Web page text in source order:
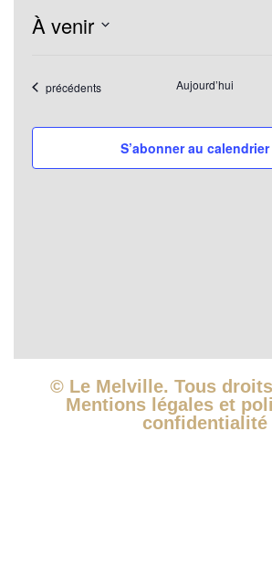
À venir
une
Évènements
précédents Aujourd’hui
S’abonner au calendrier
© Le Melville. Tous
Mentions légales et
confidentialité